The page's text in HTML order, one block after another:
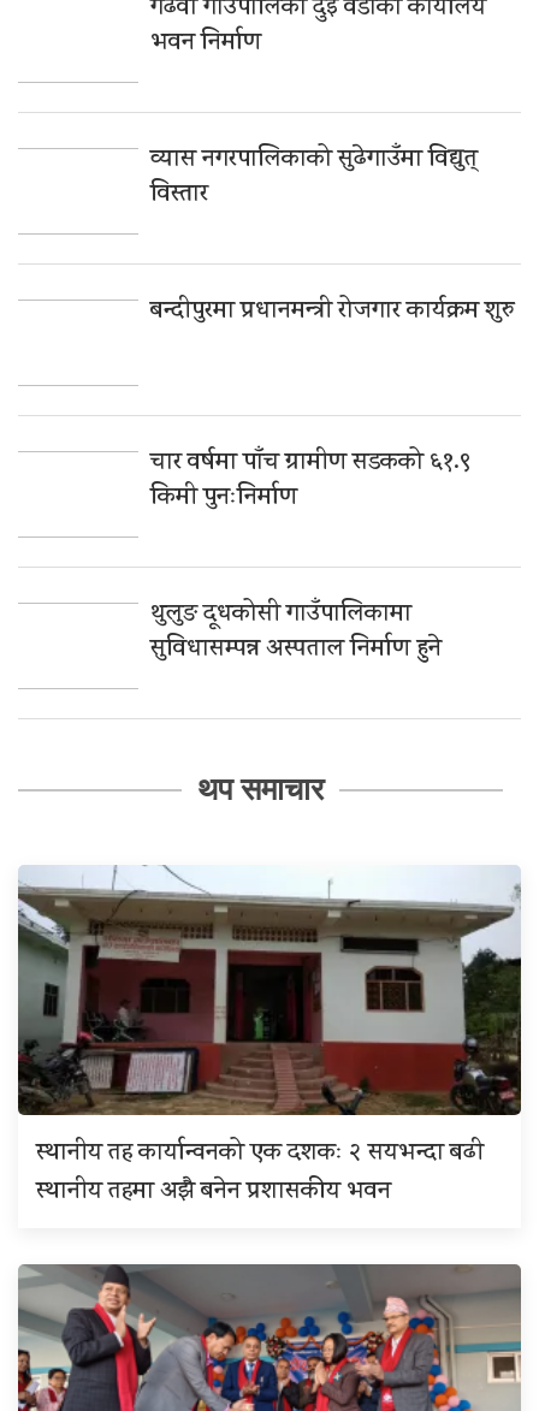
गढवा गाउँपालिका दुई वडाको कार्यालय
भवन निर्माण
व्यास नगरपालिकाको सुढेगाउँमा विद्युत्
विस्तार
बन्दीपुरमा प्रधानमन्त्री रोजगार कार्यक्रम शुरु
चार वर्षमा पाँच ग्रामीण सडकको ६१.९
किमी पुनःनिर्माण
थुलुङ दूधकोसी गाउँपालिकामा
सुविधासम्पन्न अस्पताल निर्माण हुने
थप समाचार
स्थानीय तह कार्यान्वनको एक दशकः २ सयभन्दा बढी
स्थानीय तहमा अझै बनेन प्रशासकीय भवन